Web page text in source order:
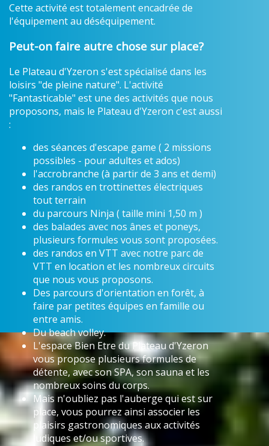
Cette activité est totalement encadrée de
l'équipement au déséquipement.
Peut-on faire autre chose sur place?
Le Plateau d'Yzeron s'est spécialisé dans les
loisirs "de pleine nature". L'activité
"Fantasticable" est une des activités que nous
proposons, mais le Plateau d'Yzeron c'est aussi
:
des séances d'escape game ( 2 missions
possibles - pour adultes et ados)
l'accrobranche (à partir de 3 ans et demi)
des randos en trottinettes électriques
tout terrain
du parcours Ninja ( taille mini 1,50 m )
des balades avec nos ânes et poneys,
plusieurs formules vous sont proposées.
des randos en VTT avec notre parc de
VTT en location et les nombreux circuits
que nous vous proposons.
Des parcours d'orientation en forêt, à
faire par petites équipes en famille ou
entre amis.
Du beach volley.
L'espace Bien Etre du Plateau d'Yzeron
vous propose plusieurs formules de
détente, avec son SPA, son sauna et les
nombreux soins du corps.
Mais n'oubliez pas l'auberge qui est sur
place, vous pourrez ainsi associer les
plaisirs gastronomiques aux activités
ludiques et/ou sportives.